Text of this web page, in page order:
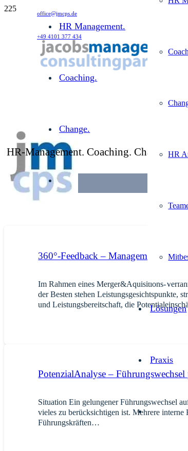
office@jmcps.de
+49 4101 377 434
HR Management.
Coaching.
Change.
HR
Lösungen
Praxis
HR-Management. Coaching. Change.
HR ANALYTICS
360°-Feedback – Managemement
Im Rahmen eines Merger&Aquisitions-
der Besten stehen Leistungsgesichtspunkte,
und Leistungsbereitschaft, die
PotenzialAnalyse – Führungswechsel
Situation Ein gelungener Führungswechsel
vieles zu berücksichtigen ist. Mehrere
Führungskräften…